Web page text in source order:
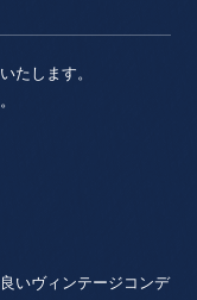
たします。
いヴィンテージコンデ